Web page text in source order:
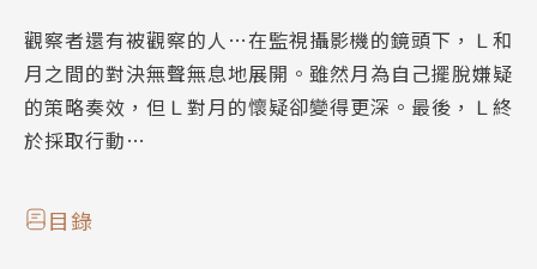
觀察者還有被觀察的人…在監視攝影機的鏡頭下，Ｌ和
月之間的對決無聲無息地展開。雖然月為自己擺脫嫌疑
的策略奏效，但Ｌ對月的懷疑卻變得更深。最後，Ｌ終
於採取行動…
目錄